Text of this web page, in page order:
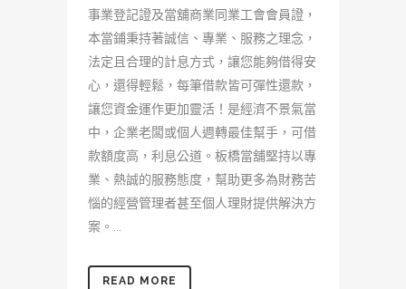
事業登記證及當舖商業同業工會會員證，
本當鋪秉持著誠信、專業、服務之理念，
法定且合理的計息方式，讓您能夠借得安
心，還得輕鬆，每筆借款皆可彈性還款，
讓您資金運作更加靈活！是經濟不景氣當
中，企業老闆或個人週轉最佳幫手，可借
款額度高，利息公道。板橋當舖堅持以專
業、熱誠的服務態度，幫助更多為財務苦
惱的經營管理者甚至個人理財提供解決方
案。...
READ MORE